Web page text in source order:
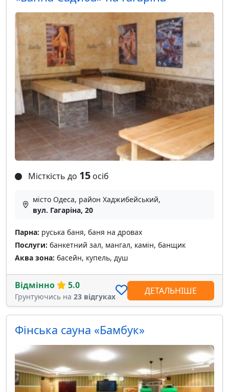
Місткість до 15 осіб
місто Одеса, район Хаджибейський,
вул. Гагаріна, 20
Парна: руська баня, баня на дровах
Послуги: банкетний зал, мангал, камін, банщик
Аква зона: басейн, купель, душ
Відмінно 5.0
Грунтуючись на 23 відгуках
ДЕТАЛЬНІШЕ
Фінська сауна «Бамбук»